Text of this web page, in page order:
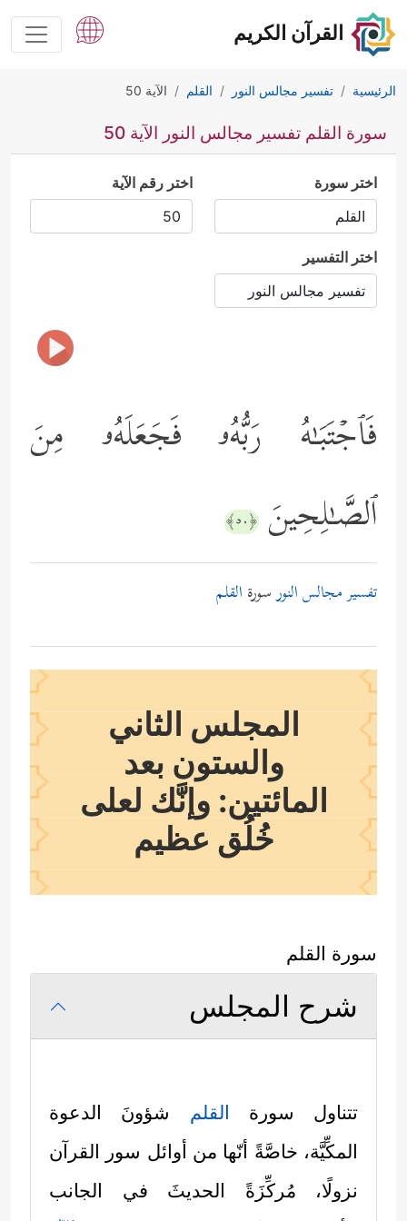
القرآن الكريم
الرئيسية تفسير مجالس النور القلم الآية 50
سورة القلم تفسير مجالس النور الآية 50
اختر سورة اختر رقم الآية
اختر التفسير
فَٱجۡتَبَـٰهُ رَبُّهُۥ فَجَعَلَهُۥ مِنَ
ٱلصَّـٰلِحِینَ ﴿٥٠﴾
تفسير مجالس النورسورة القلم
المجلس الثاني
والستون بعد
المائتين: وإنَّك لعلى
خُلُق عظيم
سورة القلم
شرح المجلس
تتناول سورة القلم شؤونَ الدعوة
المكِّيَّة، خاصَّةً أنّها من أوائل سور القرآن
نزولًا، مُركِّزَةً الحديثَ في الجانب